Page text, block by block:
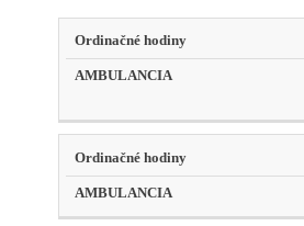
Ordinačné
hodiny
AMBULANCIA